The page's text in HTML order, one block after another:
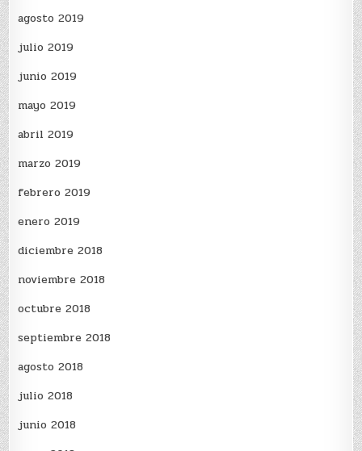
agosto 2019
julio 2019
junio 2019
mayo 2019
abril 2019
marzo 2019
febrero 2019
enero 2019
diciembre 2018
noviembre 2018
octubre 2018
septiembre 2018
agosto 2018
julio 2018
junio 2018